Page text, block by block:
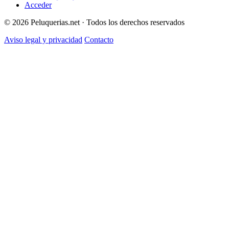
Acceder
© 2026 Peluquerias.net · Todos los derechos reservados
Aviso legal y privacidad Contacto